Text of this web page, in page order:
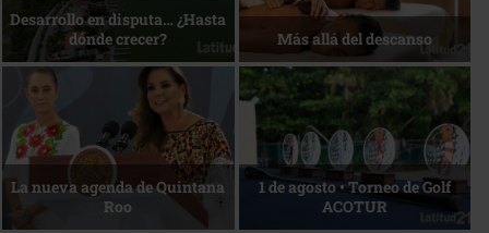
Bottega, un viaje servido a la
mesa
Energía que Impulsa la
competitividad
Reconocimiento de viajeros La esencia del servicio